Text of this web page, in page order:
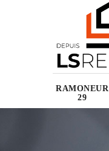
RAMONEUR
29